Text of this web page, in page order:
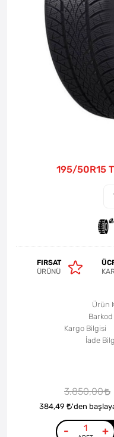
195/50R15
FIRSAT
ÜRÜNÜ
Ürün
Barkod
Kargo Bilgisi
İade
3.850,00
384,49 'den
- +